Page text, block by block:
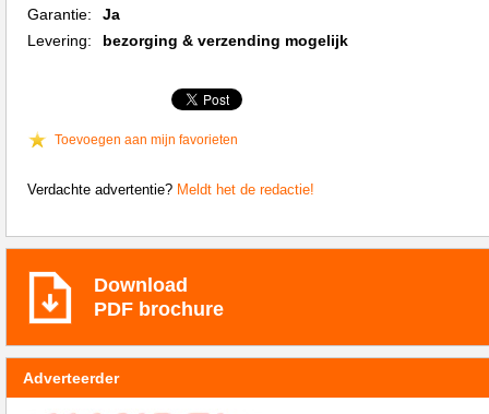
Garantie:
Ja
Levering:
bezorging & verzending mogelijk
Toevoegen aan mijn favorieten
Verdachte advertentie? Meldt het de redactie!
Download
PDF brochure
Adverteerder